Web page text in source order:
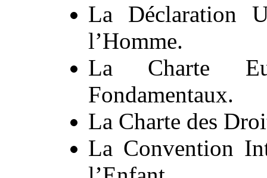
La Déclaration
l’Homme.
La Charte
Fondamentaux.
La Charte des
La Convention